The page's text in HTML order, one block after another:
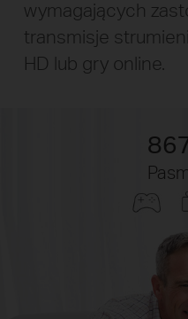
wymagających
transmisje
HD lub gry online.